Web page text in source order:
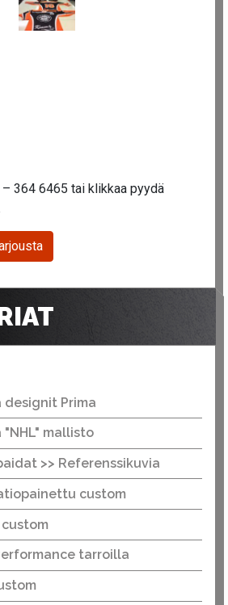
364 6465 tai klikkaa pyydä
Prima
mallisto
>> Referenssikuvia
custom
tarroilla